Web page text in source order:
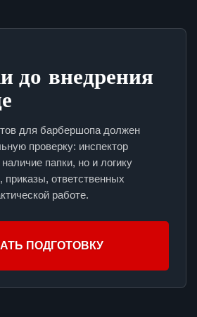
до внедрения
для барбершопа должен
проверку: инспектор
папки, но и логику
приказы, ответственных
работе.
ПОДГОТОВКУ